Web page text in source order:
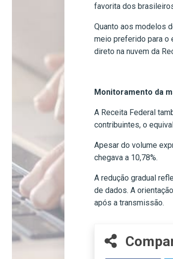
favorita dos
Quanto aos modelos
meio preferido para o
direto na nuvem da
Monitoramento da
A Receita Federal
contribuintes, o
Apesar do volume
chegava a 10,78%.
A redução gradual
de dados. A
após a transmissão.